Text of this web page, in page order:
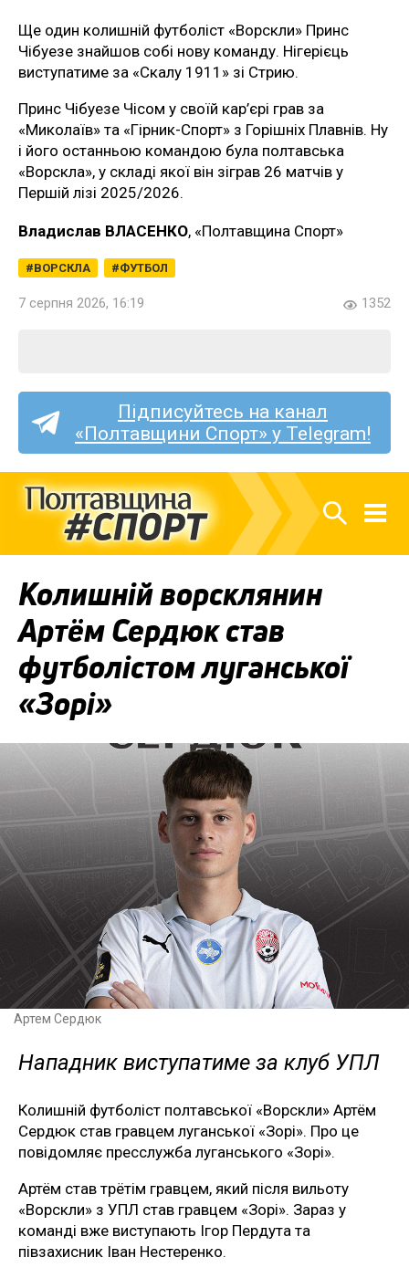
Ще один колишній футболіст «Ворскли» Принс
Чібуезе знайшов собі нову команду. Нігерієць
виступатиме за «Скалу 1911» зі Стрию.
Принс Чібуезе Чісом у своїй кар’єрі грав за
«Миколаїв» та «Гірник-Спорт» з Горішніх Плавнів. Ну
і його останньою командою була полтавська
«Ворскла», у складі якої він зіграв 26 матчів у
Першій лізі 2025/2026.
Владислав ВЛАСЕНКО, «Полтавщина Спорт»
ВОРСКЛА ФУТБОЛ
7 серпня 2026, 16:19 1352
Підписуйтесь на канал
«Полтавщини Спорт» у Telegram!
Колишній ворсклянин
Артём Сердюк став
футболістом луганської
«Зорі»
Артем Сердюк
Нападник виступатиме за клуб УПЛ
Колишній футболіст полтавської «Ворскли» Артём
Сердюк став гравцем луганської «Зорі». Про це
повідомляє пресслужба луганського «Зорі».
Артём став трётім гравцем, який після вильоту
«Ворскли» з УПЛ став гравцем «Зорі». Зараз у
команді вже виступають Ігор Пердута та
півзахисник Іван Нестеренко.